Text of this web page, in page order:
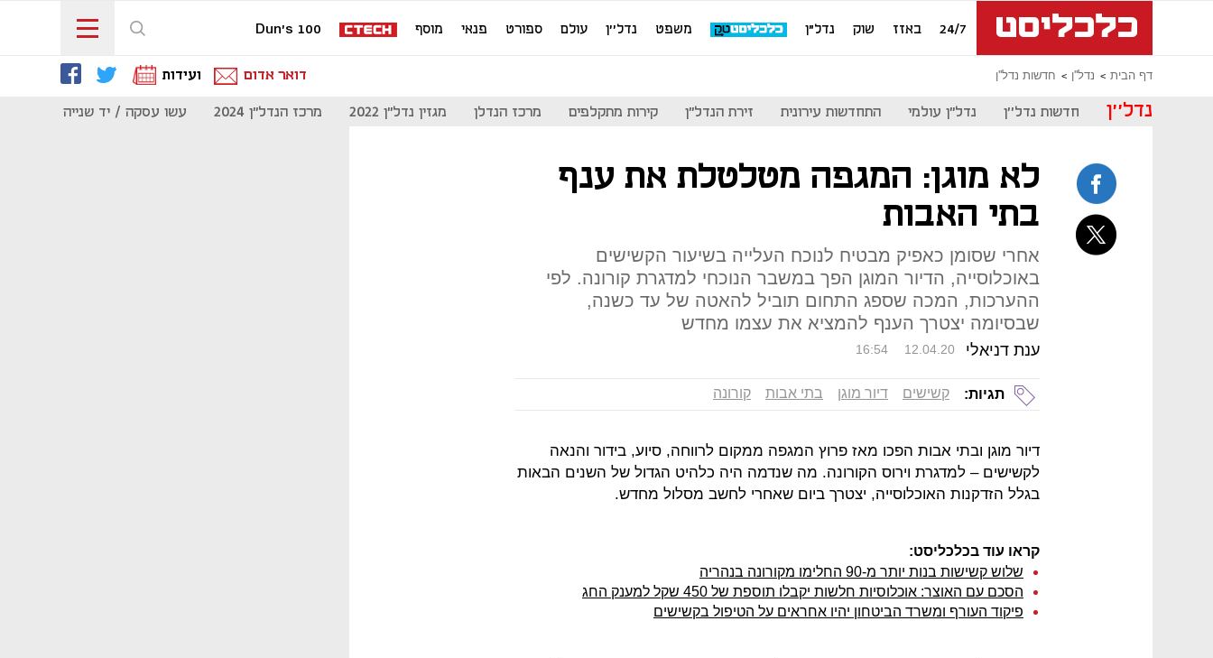
24/7 באזז שוק נדל"ן משפט נדל''ן עולם ספורט פנאי מוסף Dun's 100
דף הבית נדל''ן חדשות נדל''ן דואר אדום ועידות
נדל''ן חדשות נדל''ן נדל"ן עולמי התחדשות עירונית זירת הנדל"ן קירות מתקלפים מרכז הנדלן מגזין נדל"ן 2022 מרכז הנדל"ן 2024 עשו עסקה / יד שנייה
לא מוגן: המגפה מטלטלת את ענף
בתי האבות
אחרי שסומן כאפיק מבטיח לנוכח העלייה בשיעור הקשישים
באוכלוסייה, הדיור המוגן הפך במשבר הנוכחי למדגרת קורונה. לפי
ההערכות, המכה שספג התחום תוביל להאטה של עד כשנה,
שבסיומה יצטרך הענף להמציא את עצמו מחדש
ענת דניאלי 16:54 12.04.20
תגיות: קשישים דיור מוגן בתי אבות קורונה
דיור מוגן ובתי אבות הפכו מאז פרוץ המגפה ממקום לרווחה, סיוע, בידור והנאה
לקשישים – למדגרת וירוס הקורונה. מה שנדמה היה כלהיט הגדול של השנים הבאות
בגלל הזדקנות האוכלוסייה, יצטרך ביום שאחרי לחשב מסלול מחדש.
קראו עוד בכלכליסט:
שלוש קשישות בנות יותר מ-90 החלימו מקורונה בנהריה
הסכם עם האוצר: אוכלוסיות חלשות יקבלו תוספת של 450 שקל למענק החג
פיקוד העורף ומשרד הביטחון יהיו אחראים על הטיפול בקשישים